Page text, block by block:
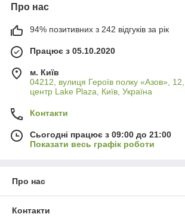
Про нас
94% позитивних з 242 відгуків за рік
Працює з 05.10.2020
м. Київ
04212, вулиця Героїв полку «Азов», 12,
центр Lake Plaza, Київ, Україна
Контакти
Сьогодні працює з 09:00 до 21:00
Показати весь графік роботи
Про нас
Контакти